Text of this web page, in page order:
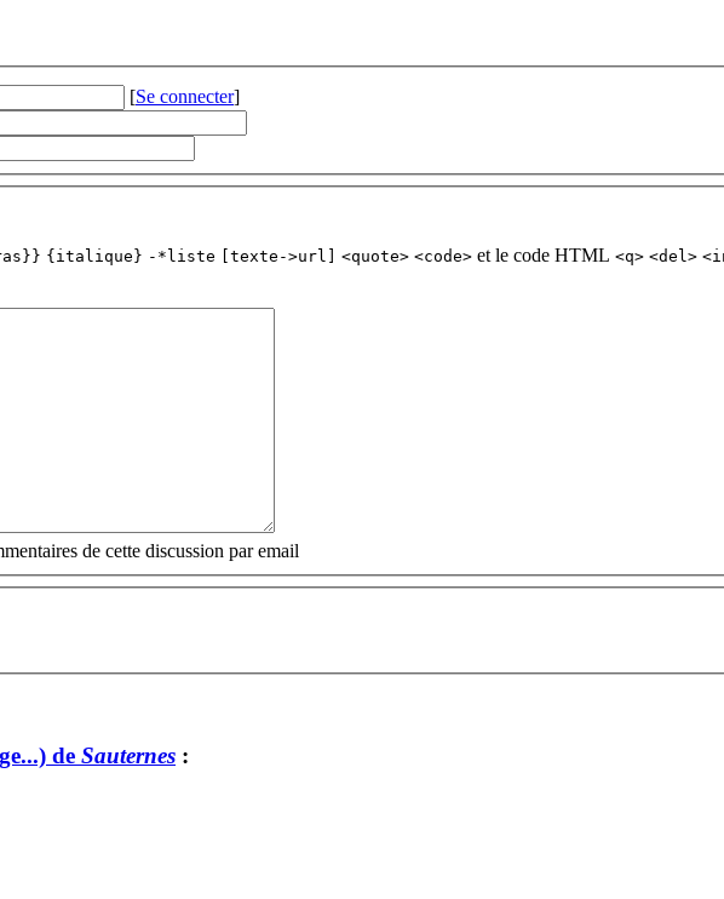
[Se connecter]
{italique} -*liste [texte->url] <quote> <code> et le code HTML <q> <del>
de cette discussion par email
de Sauternes :